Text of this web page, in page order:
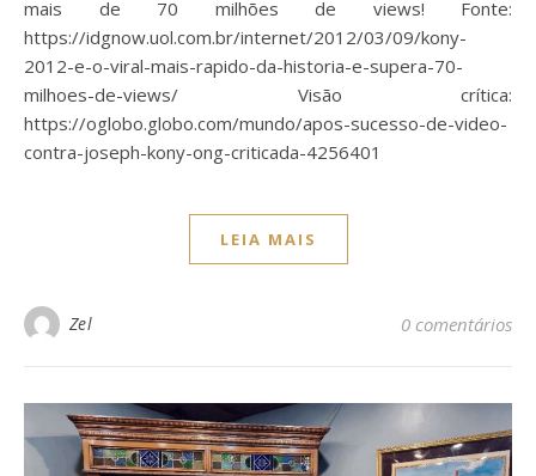
mais de 70 milhões de views! Fonte:
https://idgnow.uol.com.br/internet/2012/03/09/kony-
2012-e-o-viral-mais-rapido-da-historia-e-supera-70-
milhoes-de-views/ Visão crítica:
https://oglobo.globo.com/mundo/apos-sucesso-de-video-
contra-joseph-kony-ong-criticada-4256401
LEIA MAIS
Zel 0 comentários